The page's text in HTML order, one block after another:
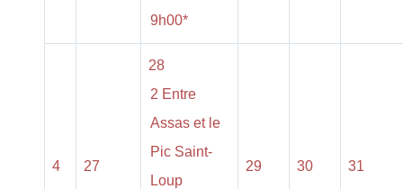
9h00*
4 27
28
2 Entre
Assas et le
Pic Saint-
Loup
29 30 31